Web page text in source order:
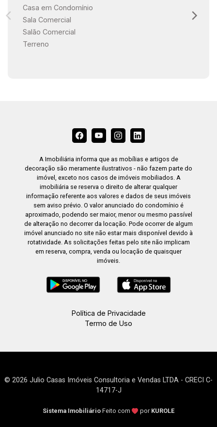
Casa em Condomínio
Sala Comercial
Salão Comercial
Terreno
A Imobiliária informa que as mobílias e artigos de
decoração são meramente ilustrativos - não fazem parte do
imóvel, exceto nos casos de imóveis mobiliados. A
imobiliária se reserva o direito de alterar qualquer
informação referente aos valores e dados de seus imóveis
sem aviso prévio. O valor anunciado do condomínio é
aproximado, podendo ser maior, menor ou mesmo passível
de alteração no decorrer da locação. Pode ocorrer de algum
imóvel anunciado no site não estar mais disponível devido à
rotatividade. As solicitações feitas pelo site não implicam
em reserva, compra, venda ou locação de quaisquer
imóveis.
Política de Privacidade
Termo de Uso
© 2026 Julio Casas Imóveis Consultoria e Vendas LTDA - CRECI C-
14717-J
Sistema Imobiliário Feito com por KUROLE